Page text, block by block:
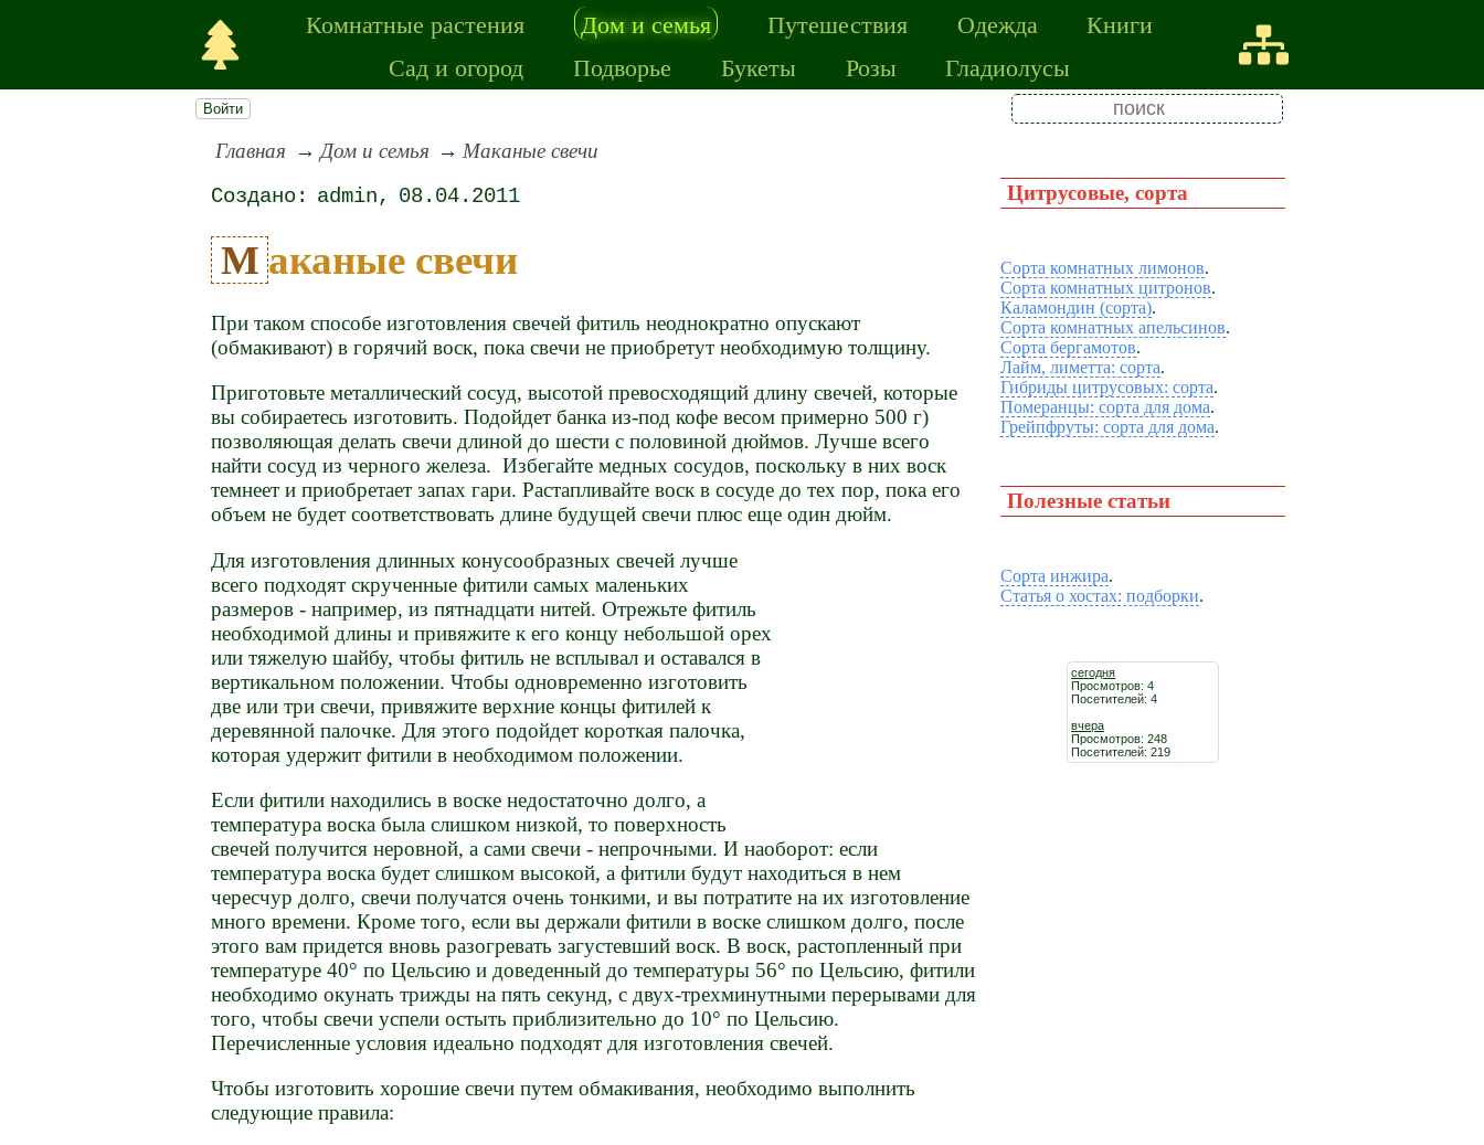
Комнатные растения Дом и семья Путешествия Одежда
Книги
Сад и огород
Подворье Букеты Розы Гладиолусы
Войти
Цитрусовые, сорта
Сорта комнатных лимонов.
Сорта комнатных цитронов.
Каламондин (сорта).
Сорта комнатных апельсинов.
Сорта бергамотов.
Лайм, лиметта: сорта.
Гибриды цитрусовых: сорта.
Померанцы: сорта для дома.
Грейпфруты: сорта для дома.
Полезные статьи
Сорта инжира.
Статья о хостах: подборки.
сегодня
Просмотров: 4
Посетителей: 4
вчера
Просмотров: 248
Посетителей: 219
Главная Дом и семья Маканые свечи
admin 08.04.2011
Маканые свечи
При таком способе изготовления свечей фитиль неоднократно опускают
(обмакивают) в горячий воск, пока свечи не приобретут необходимую толщину.
Приготовьте металлический сосуд, высотой превосходящий длину свечей, которые
вы собираетесь изготовить. Подойдет банка из-под кофе весом примерно 500 г)
позволяющая делать свечи длиной до шести с половиной дюймов. Лучше всего
найти сосуд из черного железа. Избегайте медных сосудов, поскольку в них воск
темнеет и приобретает запах гари. Растапливайте воск в сосуде до тех пор, пока его
объем не будет соответствовать длине будущей свечи плюс еще один дюйм.
Для изготовления длинных конусообразных свечей лучше
всего подходят скрученные фитили самых маленьких
размеров - например, из пятнадцати нитей. Отрежьте фитиль
необходимой длины и привяжите к его концу небольшой орех
или тяжелую шайбу, чтобы фитиль не всплывал и оставался в
вертикальном положении. Чтобы одновременно изготовить
две или три свечи, привяжите верхние концы фитилей к
деревянной палочке. Для этого подойдет короткая палочка,
которая удержит фитили в необходимом положении.
Если фитили находились в воске недостаточно долго, а
температура воска была слишком низкой, то поверхность
свечей получится неровной, а сами свечи - непрочными. И наоборот: если
температура воска будет слишком высокой, а фитили будут находиться в нем
чересчур долго, свечи получатся очень тонкими, и вы потратите на их изготовление
много времени. Кроме того, если вы держали фитили в воске слишком долго, после
этого вам придется вновь разогревать загустевший воск. В воск, растопленный при
температуре 40° по Цельсию и доведенный до температуры 56° по Цельсию, фитили
необходимо окунать трижды на пять секунд, с двух-трехминутными перерывами для
того, чтобы свечи успели остыть приблизительно до 10° по Цельсию.
Перечисленные условия идеально подходят для изготовления свечей.
Чтобы изготовить хорошие свечи путем обмакивания, необходимо выполнить
следующие правила: